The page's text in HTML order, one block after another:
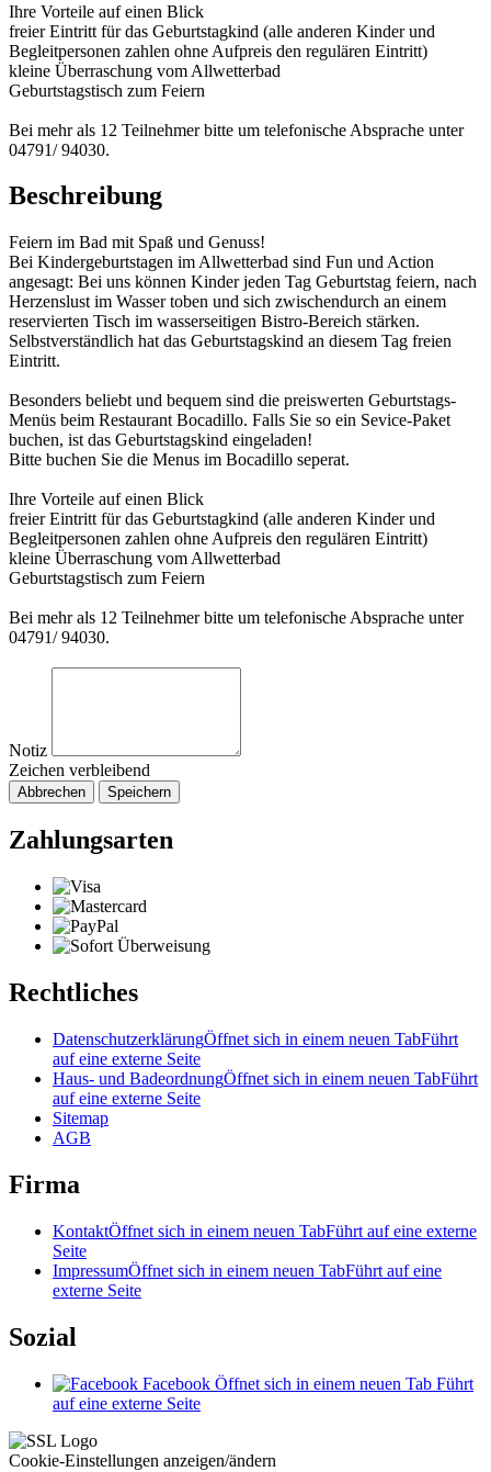
Ihre Vorteile auf einen Blick
freier Eintritt für das Geburtstagkind (alle anderen Kinder und
Begleitpersonen zahlen ohne Aufpreis den regulären Eintritt)
kleine Überraschung vom Allwetterbad
Geburtstagstisch zum Feiern
Bei mehr als 12 Teilnehmer bitte um telefonische Absprache unter
04791/ 94030.
Beschreibung
Feiern im Bad mit Spaß und Genuss!
Bei Kindergeburtstagen im Allwetterbad sind Fun und Action
angesagt: Bei uns können Kinder jeden Tag Geburtstag feiern, nach
Herzenslust im Wasser toben und sich zwischendurch an einem
reservierten Tisch im wasserseitigen Bistro-Bereich stärken.
Selbstverständlich hat das Geburtstagskind an diesem Tag freien
Eintritt.
Besonders beliebt und bequem sind die preiswerten Geburtstags-
Menüs beim Restaurant Bocadillo. Falls Sie so ein Sevice-Paket
buchen, ist das Geburtstagskind eingeladen!
Bitte buchen Sie die Menus im Bocadillo seperat.
Ihre Vorteile auf einen Blick
freier Eintritt für das Geburtstagkind (alle anderen Kinder und
Begleitpersonen zahlen ohne Aufpreis den regulären Eintritt)
kleine Überraschung vom Allwetterbad
Geburtstagstisch zum Feiern
Bei mehr als 12 Teilnehmer bitte um telefonische Absprache unter
04791/ 94030.
Notiz
Zeichen verbleibend
Abbrechen Speichern
Zahlungsarten
Rechtliches
DatenschutzerklärungÖffnet sich in einem neuen TabFührt
auf eine externe Seite
Haus- und BadeordnungÖffnet sich in einem neuen TabFührt
auf eine externe Seite
Sitemap
AGB
Firma
KontaktÖffnet sich in einem neuen TabFührt auf eine externe
Seite
ImpressumÖffnet sich in einem neuen TabFührt auf eine
externe Seite
Sozial
Facebook Öffnet sich in einem neuen Tab Führt
auf eine externe Seite
Cookie-Einstellungen anzeigen/ändern